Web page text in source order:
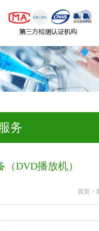
务
（DVD播放机）
首页>